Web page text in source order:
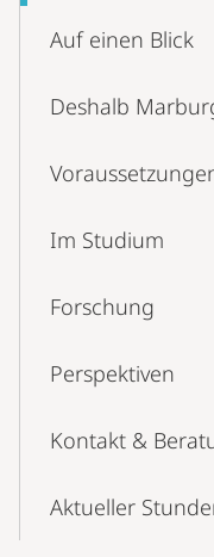
Auf einen Blick
Deshalb
Im Studium
Forschung
Perspektiven
Kontakt &
Aktueller